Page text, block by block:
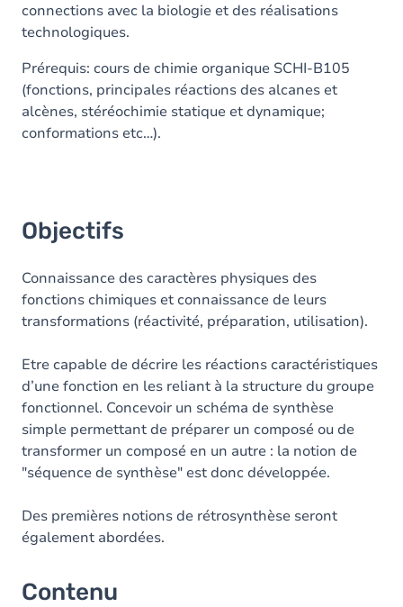
connections avec la biologie et des réalisations
technologiques.
Prérequis: cours de chimie organique SCHI-B105
(fonctions, principales réactions des alcanes et
alcènes, stéréochimie statique et dynamique;
conformations etc…).
Objectifs
Connaissance des caractères physiques des
fonctions chimiques et connaissance de leurs
transformations (réactivité, préparation, utilisation).
Etre capable de décrire les réactions caractéristiques
d’une fonction en les reliant à la structure du groupe
fonctionnel. Concevoir un schéma de synthèse
simple permettant de préparer un composé ou de
transformer un composé en un autre : la notion de
"séquence de synthèse" est donc développée.
Des premières notions de rétrosynthèse seront
également abordées.
Contenu